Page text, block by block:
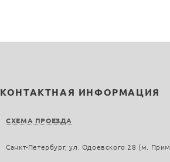
КОНТАКТНАЯ ИНФОРМАЦИЯ
СХЕМА ПРОЕЗДА
Санкт-Петербург, ул. Одоевского 28 (м.